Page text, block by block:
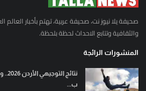
صحيفة يلا نيوز نت، صحيفة عربية، تهتم بأخبار العالم
والثقافية وتتابع الاحداث لحظة بلحظة.
المنشورات الرائجة
ب...